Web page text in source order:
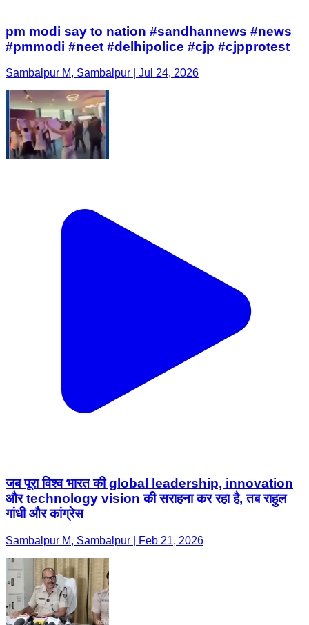
pm modi say to nation #sandhannews #news
#pmmodi #neet #delhipolice #cjp #cjpprotest
Sambalpur M, Sambalpur | Jul 24, 2026
जब पूरा विश्व भारत की global leadership, innovation
और technology vision की सराहना कर रहा है, तब राहुल
गांधी और कांग्रेस
Sambalpur M, Sambalpur | Feb 21, 2026